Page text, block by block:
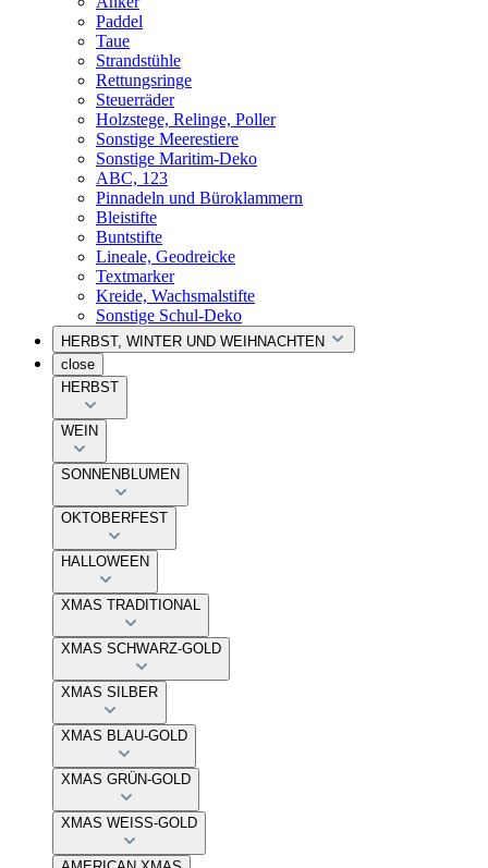
Paddel
Taue
Strandstühle
Rettungsringe
Steuerräder
Holzstege, Relinge, Poller
Sonstige Meerestiere
Sonstige Maritim-Deko
ABC, 123
Pinnadeln und Büroklammern
Bleistifte
Buntstifte
Lineale, Geodreicke
Textmarker
Kreide, Wachsmalstifte
Sonstige Schul-Deko
HERBST, WINTER UND WEIHNACHTEN
close
HERBST
WEIN
SONNENBLUMEN
OKTOBERFEST
HALLOWEEN
XMAS TRADITIONAL
XMAS SCHWARZ-GOLD
XMAS SILBER
XMAS BLAU-GOLD
XMAS GRÜN-GOLD
XMAS WEISS-GOLD